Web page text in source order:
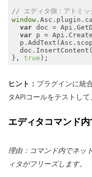
// エディタ側：アトミッ
window
var
var
}, true );
ヒント： プラグインに統
タAPIコールをテストし
エディタコマンド
理由：コマンド内でネッ
ィタがフリーズします。